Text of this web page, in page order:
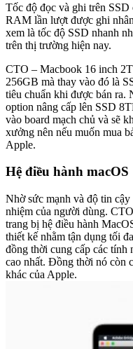
Tốc độ đọc và ghi trên
RAM lần lượt được ghi
xem là tốc độ SSD nhanh
trên thị trường hiện nay.
CTO – Macbook 16 inch
256GB mà thay vào đó là
tiêu chuẩn khi được bán ra.
option nâng cấp lên SSD
vào board mạch chủ và sẽ
xưởng nên nếu muốn mua
Apple.
Hệ điều hành macOS
Nhờ sức mạnh và độ tin
nhiệm của người dùng.
trang bị hệ điều hành
thiết kế nhằm tận dụng tối
đồng thời cung cấp các tính
cao nhất. Đồng thời nó còn
khác của Apple.